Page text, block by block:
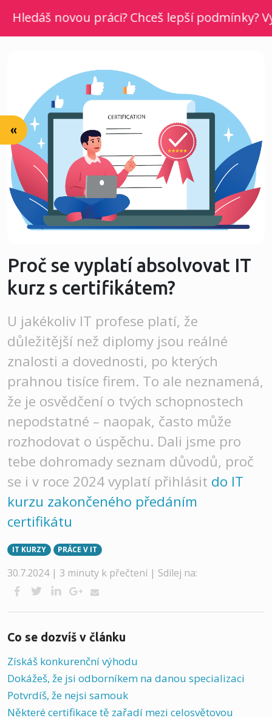
novou práci? Chceš lepší podmínky?
«
Proč se vyplatí absolvovat IT
kurz s certifikátem?
U jakékoliv IT profese platí, že
důležitější než diplomy jsou reálné
znalosti a dovednosti, po kterých
prahnou tisíce firem. To ale neznamená,
že je osvědčení o tvých schopnostech
nepodstatné – naopak, často může
rozhodovat o úspěchu. Dali jsme pro
tebe dohromady seznam důvodů, proč
se i v roce 2024 vyplatí přihlásit do IT
kurzu zakončeného předáním
certifikátu
IT KURZY PRÁCE V IT
30.7.2024 | 3 minuty k přečtení | Sdílej na:
Co se dozvíš v článku
Získáš konkurenční výhodu
Dokážeš, že jsi odborníkem na danou specializaci
Potvrdíš, že nejsi samouk
Některé certifikace tě zařadí mezi celosvětovou